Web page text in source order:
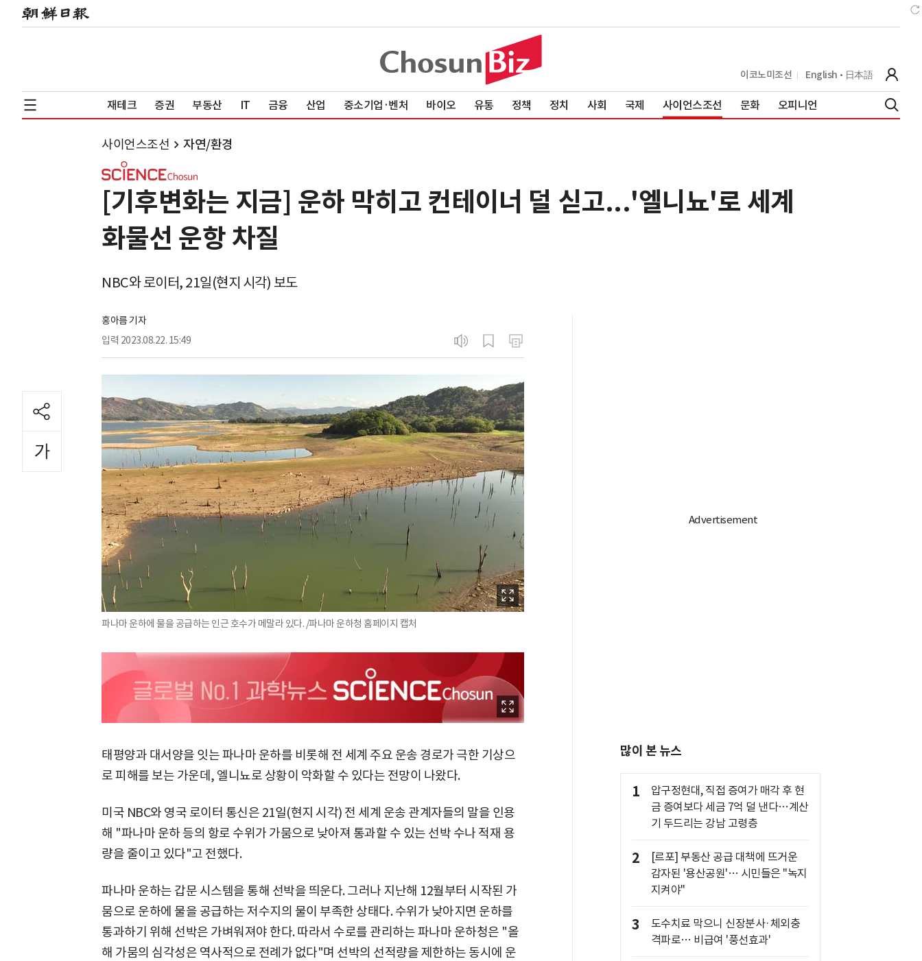
이코노미조선 English 日本語
재테크 증권 부동산 IT 금융 산업 중소기업·벤처 바이오 유통 정책 정치 사회 국제 사이언스조선 문화 오피니언
사이언스조선 자연/환경
[기후변화는 지금] 운하 막히고 컨테이너 덜 싣고...'엘니뇨'로 세계
화물선 운항 차질
NBC와 로이터, 21일(현지 시각) 보도
홍아름 기자
입력 2023.08.22. 15:49
파나마 운하에 물을 공급하는 인근 호수가 메말라 있다. /파나마 운하청 홈페이지 캡처
태평양과 대서양을 잇는 파나마 운하를 비롯해 전 세계 주요 운송 경로가 극한 기상으
로 피해를 보는 가운데, 엘니뇨로 상황이 악화할 수 있다는 전망이 나왔다.
미국 NBC와 영국 로이터 통신은 21일(현지 시각) 전 세계 운송 관계자들의 말을 인용
해 "파나마 운하 등의 항로 수위가 가뭄으로 낮아져 통과할 수 있는 선박 수나 적재 용
량을 줄이고 있다"고 전했다.
파나마 운하는 갑문 시스템을 통해 선박을 띄운다. 그러나 지난해 12월부터 시작된 가
뭄으로 운하에 물을 공급하는 저수지의 물이 부족한 상태다. 수위가 낮아지면 운하를
통과하기 위해 선박은 가벼워져야 한다. 따라서 수로를 관리하는 파나마 운하청은 "올
해 가뭄의 심각성은 역사적으로 전례가 없다"며 선박의 선적량을 제한하는 동시에 운
많이 본 뉴스
1
압구정현대, 직접 증여가 매각 후 현
금 증여보다 세금 7억 덜 낸다…계산
기 두드리는 강남 고령층
2
[르포] 부동산 공급 대책에 뜨거운
감자된 '용산공원'… 시민들은 "녹지
지켜야"
3
도수치료 막으니 신장분사·체외충
격파로… 비급여 '풍선효과'